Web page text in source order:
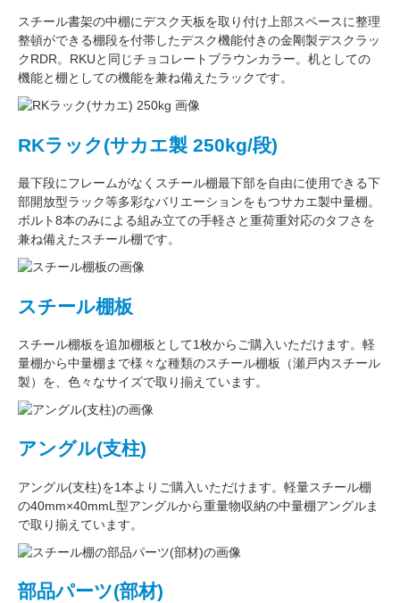
スチール書架の中棚にデスク天板を取り付け上部スペースに整理
整頓ができる棚段を付帯したデスク機能付きの金剛製デスクラッ
クRDR。RKUと同じチョコレートブラウンカラー。 机としての
機能と棚としての機能を兼ね備えたラックです。
RKラック(サカエ製 250kg/段)
最下段にフレームがなくスチール棚最下部を自由に使用できる下
部開放型ラック等多彩なバリエーションをもつサカエ製中量棚。
ボルト8本のみによる組み立ての手軽さと重荷重対応のタフさを
兼ね備えたスチール棚です。
スチール棚板
スチール棚板を追加棚板 として1枚からご購入いただけます。軽
量棚から中量棚まで様々な種類のスチール棚板（瀬戸内スチール
製）を、色々なサイズで取り揃えています。
アングル(支柱)
アングル(支柱)を1本よりご購入いただけます。軽量スチール棚
の40mm×40mmL型アングルから重量物収納の中量棚アングルま
で取り揃えています。
部品パーツ(部材)